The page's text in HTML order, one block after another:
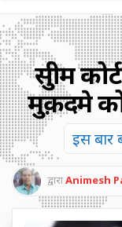
सुप्रीम
मुक़दमे
इस बार
द्वाराAnimesh